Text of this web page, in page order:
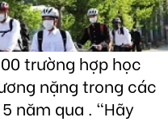
trường hợp học
nặng trong các
năm qua . "Hãy